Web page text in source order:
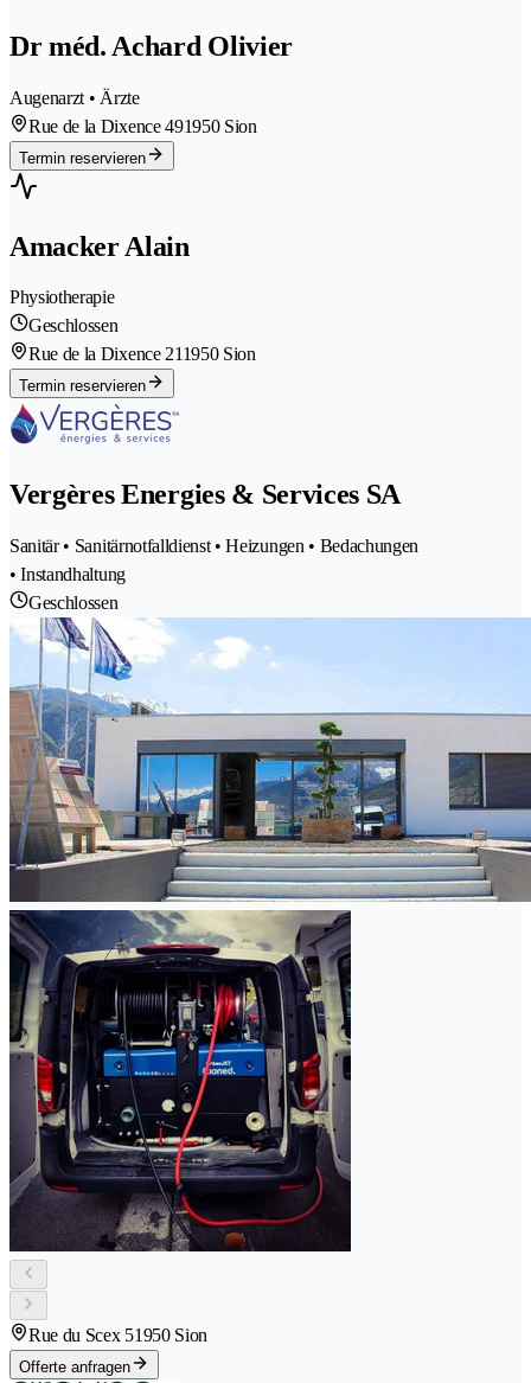
Dr méd. Achard Olivier
Augenarzt • Ärzte
Rue de la Dixence 491950 Sion
Termin reservieren
Amacker Alain
Physiotherapie
Geschlossen
Rue de la Dixence 211950 Sion
Termin reservieren
Vergères Energies & Services SA
Sanitär • Sanitärnotfalldienst • Heizungen • Bedachungen
• Instandhaltung
Geschlossen
Rue du Scex 51950 Sion
Offerte anfragen